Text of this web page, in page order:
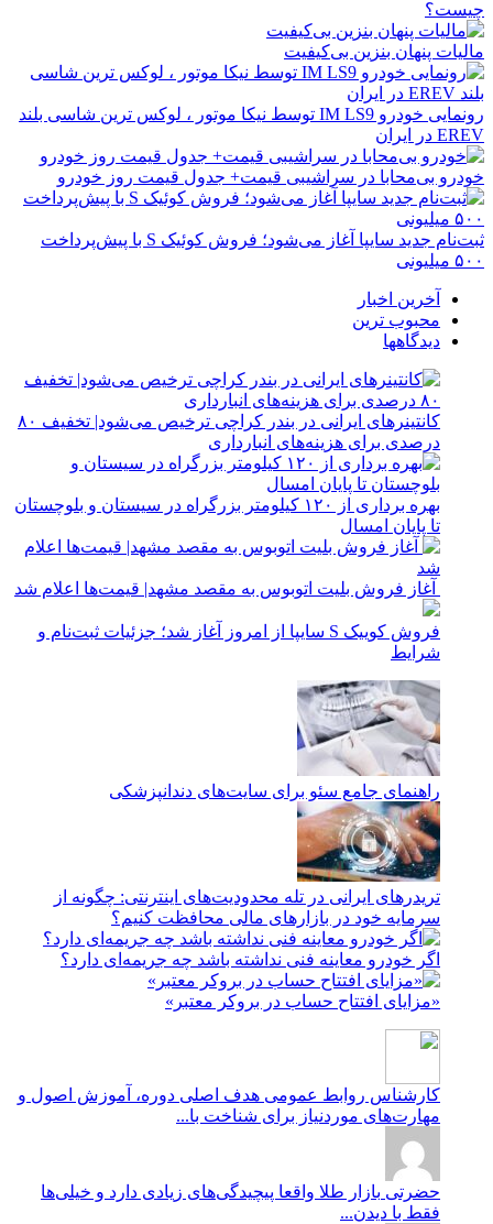
چیست؟
مالیات پنهان بنزین بی‌کیفیت
رونمایی خودرو IM LS9 توسط نیکا موتور ، لوکس ترین شاسی بلند
EREV در ایران
خودرو بی‌محابا در سراشیبی قیمت+ جدول قیمت روز خودرو
ثبت‌نام جدید سایپا آغاز می‌شود؛ فروش کوئیک S با پیش‌پرداخت
۵۰۰ میلیونی
آخرین اخبار
محبوب ترین
دیدگاهها
کانتینرهای ایرانی در بندر کراچی ترخیص می‌شود| تخفیف ۸۰
درصدی برای هزینه‌های انبارداری
بهره برداری از ۱۲۰ کیلومتر بزرگراه در سیستان و بلوچستان
تا پایان امسال
آغاز فروش بلیت اتوبوس به مقصد مشهد| قیمت‌ها اعلام شد
فروش کوییک S سایپا از امروز آغاز شد؛ جزئیات ثبت‌نام و
شرایط
راهنمای جامع سئو برای سایت‌های دندانپزشکی
تریدرهای ایرانی در تله محدودیت‌های اینترنتی: چگونه از
سرمایه خود در بازارهای مالی محافظت کنیم؟
اگر خودرو معاینه فنی نداشته باشد چه جریمه‌ای دارد؟
«مزایای افتتاح حساب در بروکر معتبر»
کارشناس روابط عمومی هدف اصلی دوره، آموزش اصول و
مهارت‌های موردنیاز برای شناخت با...
حضرتی بازار طلا واقعا پیچیدگی‌های زیادی دارد و خیلی‌ها
فقط با دیدن...